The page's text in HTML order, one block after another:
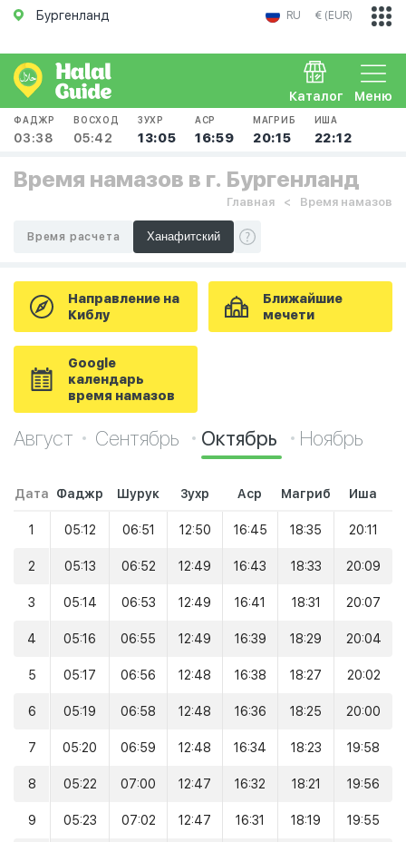
Бургенланд RU € (EUR)
Меню
Каталог
ФАДЖР
03:38
ВОСХОД
05:42
ЗУХР
13:05
АСР
16:59
МАГРИБ
20:15
ИША
22:12
Время намазов в г. Бургенланд
Главная Время намазов
Время расчета
Направление на
Киблу
Ближайшие
мечети
Google
календарь
время намазов
Август Сентябрь Октябрь Ноябрь
Дата Фаджр Шурук Зухр Аср Магриб Иша
1 05:12 06:51 12:50 16:45 18:35 20:11
2 05:13 06:52 12:49 16:43 18:33 20:09
3 05:14 06:53 12:49 16:41 18:31 20:07
4 05:16 06:55 12:49 16:39 18:29 20:04
5 05:17 06:56 12:48 16:38 18:27 20:02
6 05:19 06:58 12:48 16:36 18:25 20:00
7 05:20 06:59 12:48 16:34 18:23 19:58
8 05:22 07:00 12:47 16:32 18:21 19:56
9 05:23 07:02 12:47 16:31 18:19 19:55